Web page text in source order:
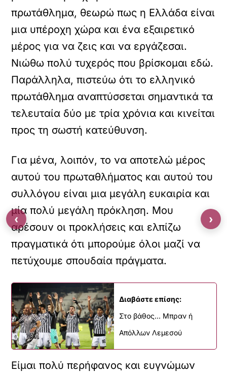
πρωτάθλημα, θεωρώ πως η Ελλάδα είναι
μια υπέροχη χώρα και ένα εξαιρετικό
μέρος για να ζεις και να εργάζεσαι.
Νιώθω πολύ τυχερός που βρίσκομαι εδώ.
Παράλληλα, πιστεύω ότι το ελληνικό
πρωτάθλημα αναπτύσσεται σημαντικά τα
τελευταία δύο με τρία χρόνια και κινείται
προς τη σωστή κατεύθυνση.
Για μένα, λοιπόν, το να αποτελώ μέρος
αυτού του πρωταθλήματος και αυτού του
συλλόγου είναι μια μεγάλη ευκαιρία και
μία πολύ μεγάλη πρόκληση. Μου
αρέσουν οι προκλήσεις και ελπίζω
πραγματικά ότι μπορούμε όλοι μαζί να
πετύχουμε σπουδαία πράγματα.
Διαβάστε επίσης:
Στο βάθος… Μπραν ή
Απόλλων Λεμεσού
Είμαι πολύ περήφανος και ευγνώμων
‹ ›